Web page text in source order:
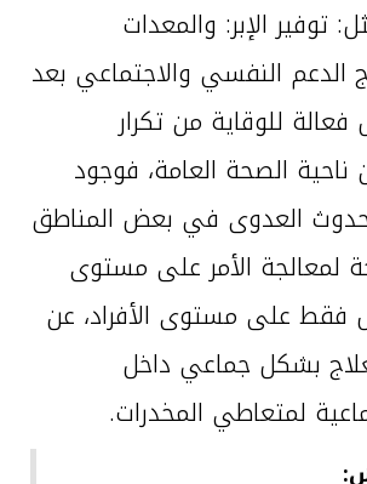
توفير الإبر: والمعدات
الدعم النفسي والاجتماعي بعد
فعالة للوقاية من تكرار
ناحية الصحة العامة، فوجود
العدوى في بعض المناطق
لمعالجة الأمر على مستوى
فقط على مستوى الأفراد، عن
بشكل جماعي داخل
لمتعاطي المخدرات.